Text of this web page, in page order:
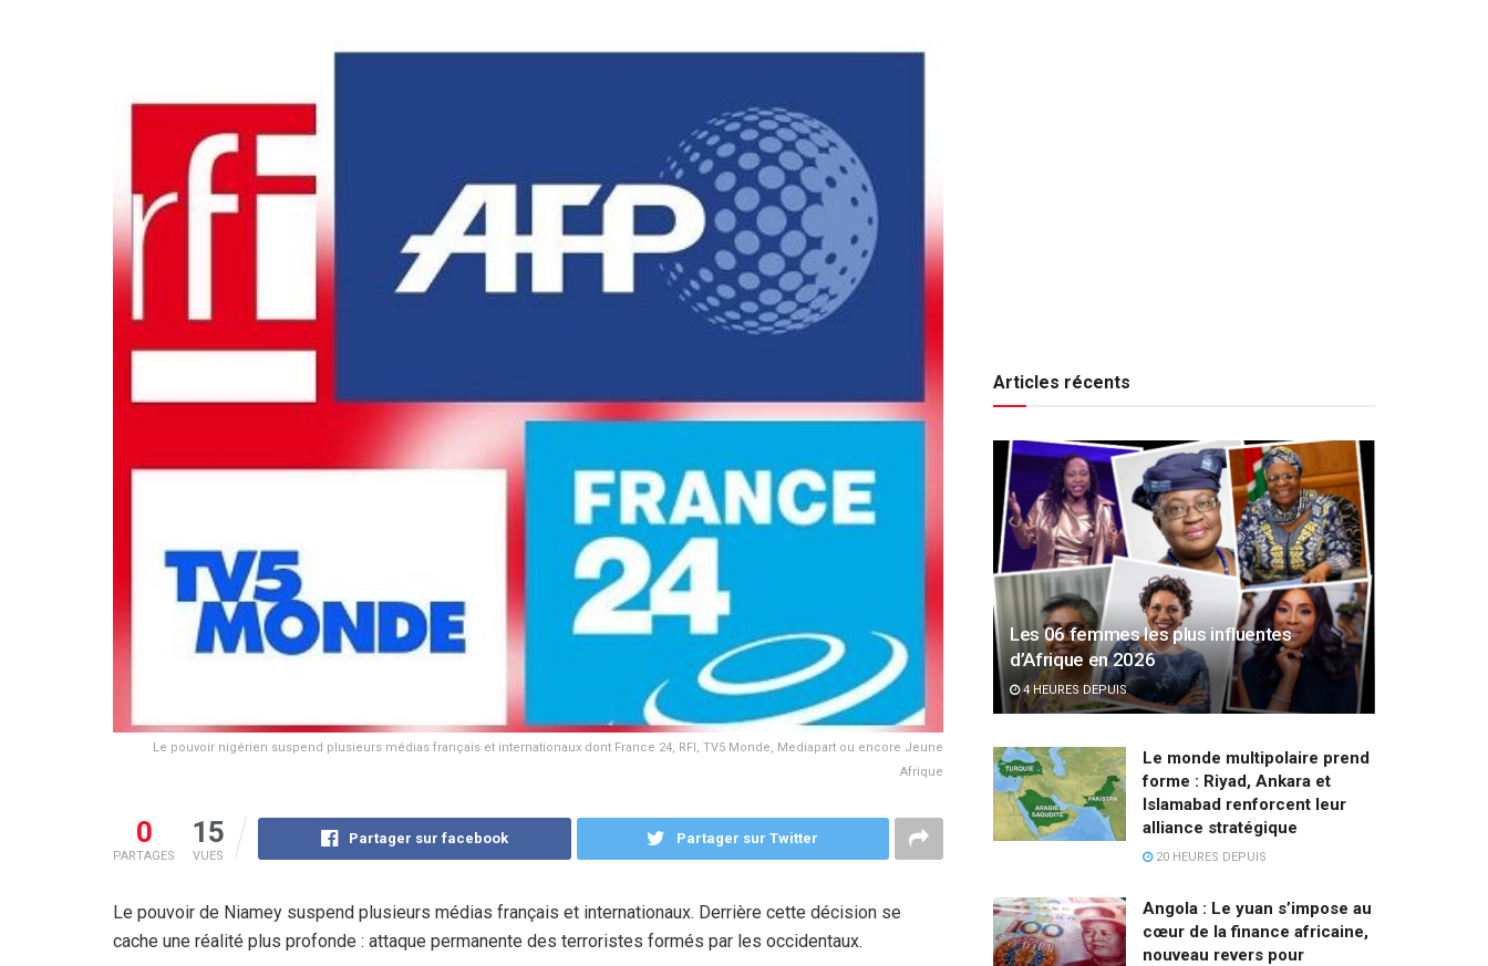
Le pouvoir nigérien suspend plusieurs médias français et internationaux dont France 24, RFI, TV5 Monde, Mediapart ou encore Jeune
Afrique
0
PARTAGES
15
VUES
Partager sur facebook Partager sur Twitter
Le pouvoir de Niamey suspend plusieurs médias français et internationaux. Derrière cette décision se
cache une réalité plus profonde : attaque permanente des terroristes formés par les occidentaux.
Articles récents
Les 06 femmes les plus influentes
d’Afrique en 2026
4 HEURES DEPUIS
Le monde multipolaire prend
forme : Riyad, Ankara et
Islamabad renforcent leur
alliance stratégique
20 HEURES DEPUIS
Angola : Le yuan s’impose au
cœur de la finance africaine,
nouveau revers pour